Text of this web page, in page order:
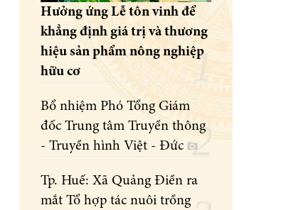
Hưởng ứng Lễ tôn vinh để
khẳng định giá trị và thương
hiệu sản phẩm nông nghiệp
hữu cơ
Bổ nhiệm Phó Tổng Giám
đốc Trung tâm Truyền thông
- Truyền hình Việt - Đức
Tp. Huế: Xã Quảng Điền ra
mắt Tổ hợp tác nuôi trồng